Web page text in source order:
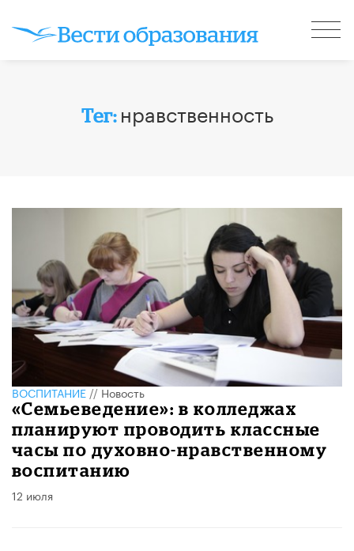
Тег: нравственность
ВОСПИТАНИЕ//Новость
«Семьеведение»: в колледжах
планируют проводить классные
часы по духовно-нравственному
воспитанию
12 июля